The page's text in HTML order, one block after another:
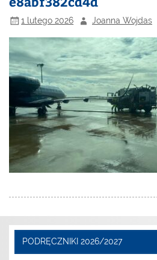
1 lutego 2026 Joanna Wojdas
PODRĘCZNIKI 2026/2027